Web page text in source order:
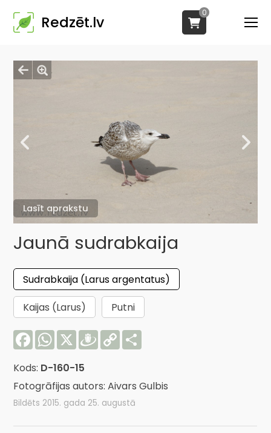
Redzēt.lv
0
Lasīt aprakstu
Jaunā sudrabkaija
Sudrabkaija (Larus argentatus)
Kaijas (Larus)
Putni
FacebookWhatsApp
X Draugiem
Copy
Link
Kods: D-160-15
Fotogrāfijas autors: Aivars Gulbis
Bildēts 2015. gada 25. augustā